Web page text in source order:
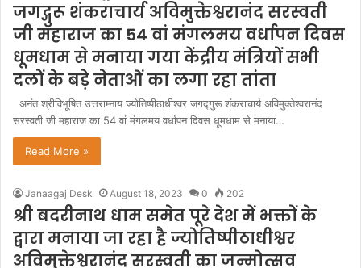
जगद्गुरू शंकराचार्य अविमुक्तेश्वरानंद सरस्वती
जी महाराज का 54 वां मंगलमय वर्धापन दिवस
धूमधाम से मनाया गया केंद्रीय मंत्रियों सभी
दलों के बड़े नेताओं का लगा रहा तांता
अनंत श्रीविभूषित उत्तराम्नाय ज्योतिष्पीठाधीश्वर जगद्गुरू शंकराचार्य अविमुक्तेश्वरानंद
सरस्वती जी महाराज का 54 वां मंगलमय वर्धापन दिवस धूमधाम से मनाया…
Read More »
Janaagaj Desk August 18, 2023 0 202
श्री बदरीनाथ धाम समेत पूरे देश में भक्तों के
द्वारा मनाया जा रहा है ज्योतिष्पीठाधीश्वर
अविमुक्तेश्वरानंद सरस्वती का जन्मोत्सव